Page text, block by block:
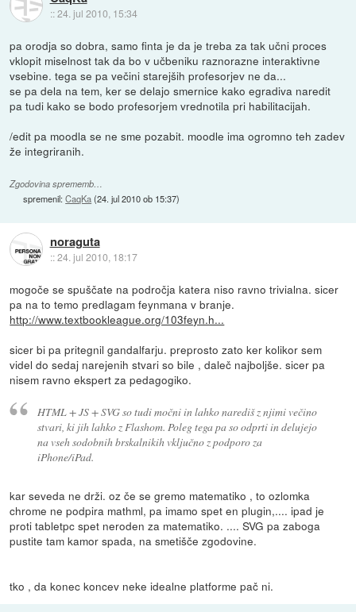
::24. jul 2010, 15:34
pa orodja so dobra, samo finta je da je treba za tak učni proces
vklopit miselnost tak da bo v učbeniku raznorazne interaktivne
vsebine. tega se pa večini starejših profesorjev ne da...
se pa dela na tem, ker se delajo smernice kako egradiva naredit
pa tudi kako se bodo profesorjem vrednotila pri habilitacijah.
/edit pa moodla se ne sme pozabit. moodle ima ogromno teh zadev
že integriranih.
Zgodovina sprememb…
spremenil:CaqKa(24. jul 2010 ob 15:37)
noraguta
::24. jul 2010, 18:17
mogoče se spuščate na področja katera niso ravno trivialna. sicer
pa na to temo predlagam feynmana v branje.
http://www.textbookleague.org/103feyn.h...
sicer bi pa pritegnil gandalfarju. preprosto zato ker kolikor sem
videl do sedaj narejenih stvari so bile , daleč najboljše. sicer pa
nisem ravno ekspert za pedagogiko.
HTML + JS + SVG so tudi močni in lahko narediš z njimi večino
stvari, ki jih lahko z Flashom. Poleg tega pa so odprti in delujejo
na vseh sodobnih brskalnikih vključno z podporo za
iPhone/iPad.
kar seveda ne drži. oz če se gremo matematiko , to ozlomka
chrome ne podpira mathml, pa imamo spet en plugin,.... ipad je
proti tabletpc spet neroden za matematiko. .... SVG pa zaboga
pustite tam kamor spada, na smetišče zgodovine.
tko , da konec koncev neke idealne platforme pač ni.